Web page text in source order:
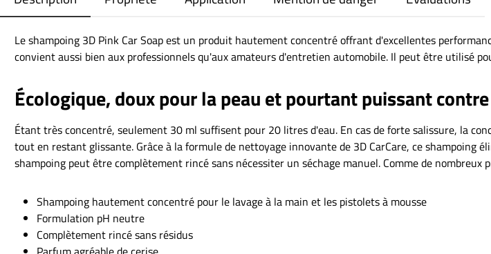
Le shampoing 3D Pink Car Soap est un produit hautement concentré offrant d'excellentes
convient aussi bien aux professionnels qu'aux amateurs d'entretien automobile. Il peut être utilisé
Écologique, doux pour la peau et pourtant puissant
Étant très concentré, seulement 30 ml suffisent pour 20 litres d'eau. En cas de forte salissure, la
tout en restant glissante. Grâce à la formule de nettoyage innovante de 3D CarCare, ce shampoing
shampoing peut être complètement rincé sans nécessiter un séchage manuel. Comme de nombreux
Shampoing hautement concentré pour le lavage à la main et les pistolets à mousse
Formulation pH neutre
Complètement rincé sans résidus